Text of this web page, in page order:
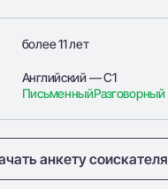
более 11 лет
Английский — C1
ПисьменныйРазговорный
анкету соискателя